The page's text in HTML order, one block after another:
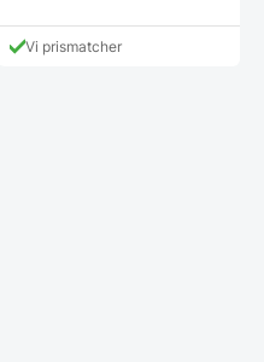
Vi prismatcher